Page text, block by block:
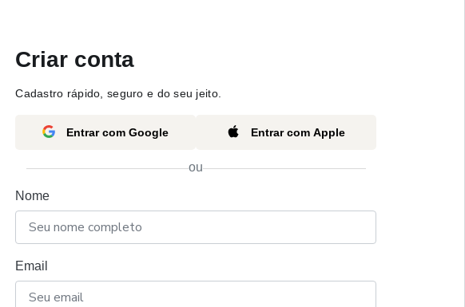
Criar conta
Cadastro rápido, seguro e do seu jeito.
Entrar com Google Entrar com Apple
ou
Nome
Email